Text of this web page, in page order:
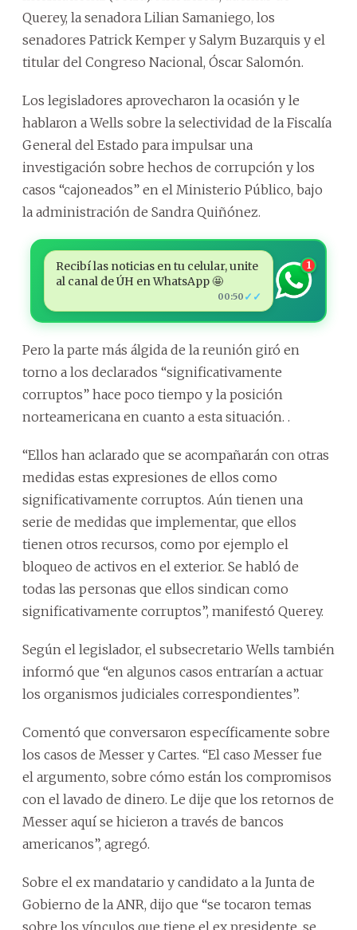
Querey, la senadora Lilian Samaniego, los
senadores Patrick Kemper y Salym Buzarquis y el
titular del Congreso Nacional, Óscar Salomón.
Los legisladores aprovecharon la ocasión y le
hablaron a Wells sobre la selectividad de la Fiscalía
General del Estado para impulsar una
investigación sobre hechos de corrupción y los
casos “cajoneados” en el Ministerio Público, bajo
la administración de Sandra Quiñónez.
Recibí las noticias en tu celular, unite
al canal de ÚH en WhatsApp 🤩
00:50 ✓✓
1
Pero la parte más álgida de la reunión giró en
torno a los declarados “significativamente
corruptos” hace poco tiempo y la posición
norteamericana en cuanto a esta situación. .
“Ellos han aclarado que se acompañarán con otras
medidas estas expresiones de ellos como
significativamente corruptos. Aún tienen una
serie de medidas que implementar, que ellos
tienen otros recursos, como por ejemplo el
bloqueo de activos en el exterior. Se habló de
todas las personas que ellos sindican como
significativamente corruptos”, manifestó Querey.
Según el legislador, el subsecretario Wells también
informó que “en algunos casos entrarían a actuar
los organismos judiciales correspondientes”.
Comentó que conversaron específicamente sobre
los casos de Messer y Cartes. “El caso Messer fue
el argumento, sobre cómo están los compromisos
con el lavado de dinero. Le dije que los retornos de
Messer aquí se hicieron a través de bancos
americanos”, agregó.
Sobre el ex mandatario y candidato a la Junta de
Gobierno de la ANR, dijo que “se tocaron temas
sobre los vínculos que tiene el ex presidente, se